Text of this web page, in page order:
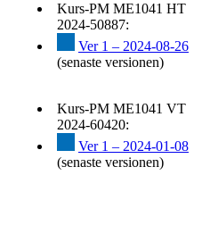
Kurs-PM ME1041 HT
2024-50887:
Ver 1 – 2024-08-26
(senaste versionen)
Kurs-PM ME1041 VT
2024-60420:
Ver 1 – 2024-01-08
(senaste versionen)